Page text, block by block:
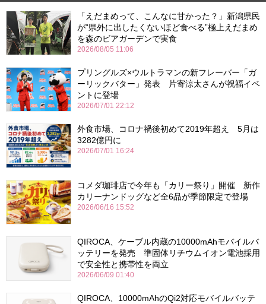
「えだまめって、こんなに甘かった？」新潟県民
が“県外に出したくないほど食べる”極上えだまめ
を森のビアガーデンで実食
2026/08/05 11:06
プリングルズ×ウルトラマンの新フレーバー「ガ
ーリックバター」発表 片寄涼太さんが祝福イベ
ントに登場
2026/07/01 22:12
外食市場、コロナ禍後初めて2019年超え 5月は
3282億円に
2026/07/01 16:24
コメダ珈琲店で今年も「カリー祭り」開催 新作
カリーナンドッグなど全6品が季節限定で登場
2026/06/16 15:52
QIROCA、ケーブル内蔵の10000mAhモバイルバ
ッテリーを発売 準固体リチウムイオン電池採用
で安全性と携帯性を両立
2026/06/09 01:40
QIROCA、10000mAhのQi2対応モバイルバッテ